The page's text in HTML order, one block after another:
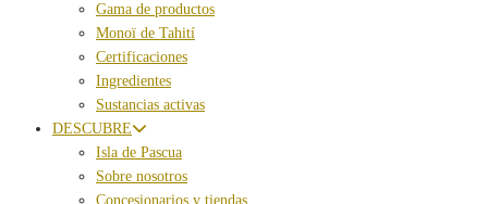
Gama de productos
Monoï de Tahití
Certificaciones
Ingredientes
Sustancias activas
DESCUBRE
Isla de Pascua
Sobre nosotros
Concesionarios y tiendas